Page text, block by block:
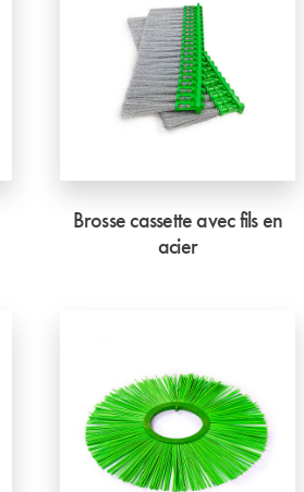
Brosse cassette avec fils en
acier